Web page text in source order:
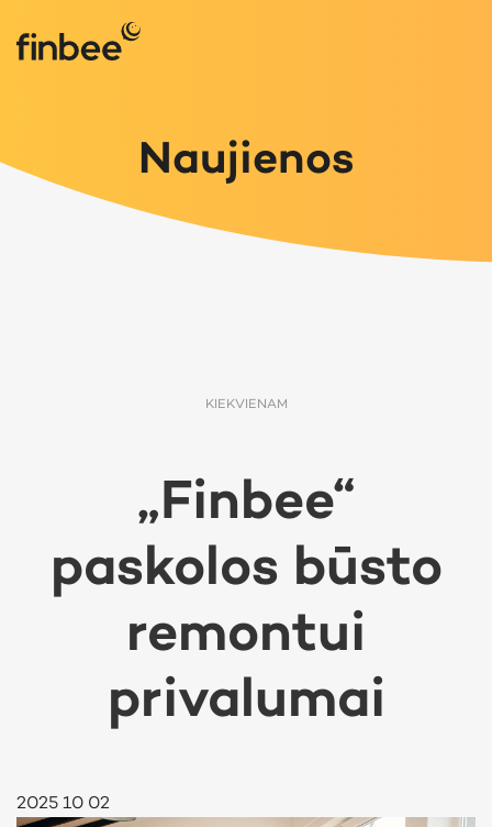
Naujienos
KIEKVIENAM
„Finbee“
paskolos būsto
remontui
privalumai
2025 10 02